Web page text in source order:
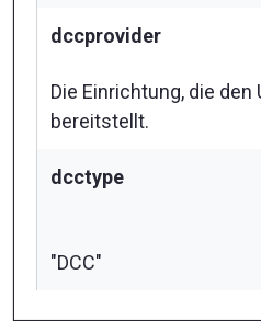
dccprovider
Die Einrichtung, die
bereitstellt.
dcctype
"DCC"